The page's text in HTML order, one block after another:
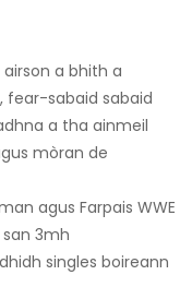
a bhith a
fear-sabaid sabaid
a tha ainmeil
mòran de
agus Farpais WWE
3mh
singles boireann